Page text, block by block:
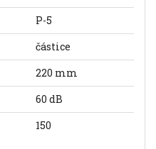
P-5
částice
220 mm
60 dB
150